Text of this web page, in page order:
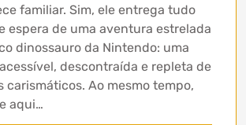
familiar. Sim, ele entrega tudo
espera de uma aventura estrelada
dinossauro da Nintendo: uma
descontraída e repleta de
carismáticos. Ao mesmo tempo,
aqui…